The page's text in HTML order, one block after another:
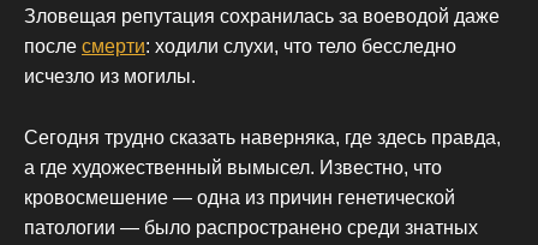
Зловещая репутация сохранилась за воеводой даже
после смерти: ходили слухи, что тело бесследно
исчезло из могилы.
Сегодня трудно сказать наверняка, где здесь правда,
а где художественный вымысел. Известно, что
кровосмешение — одна из причин генетической
патологии — было распространено среди знатных